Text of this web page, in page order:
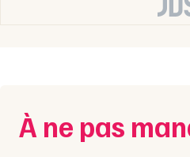
Magazine dans le Loiret
À ne pas